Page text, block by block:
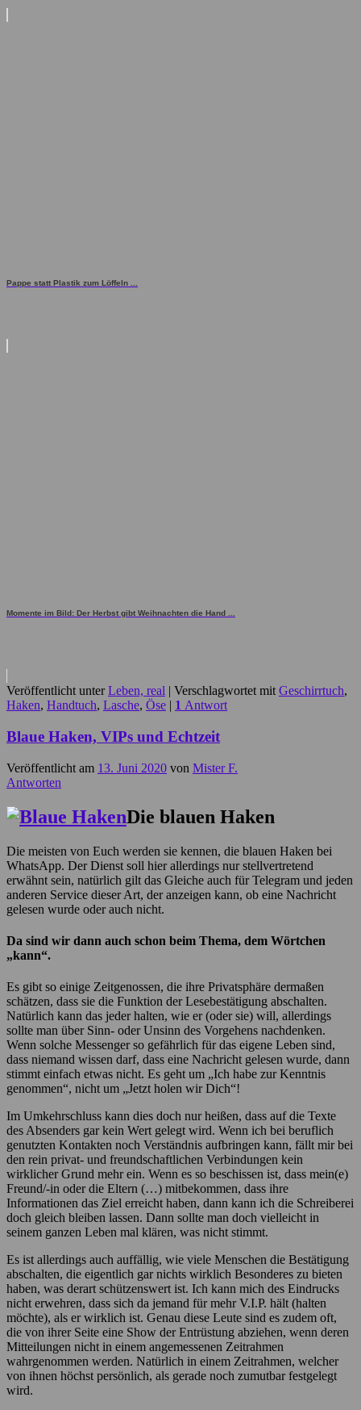
Pappe statt Plastik zum Löffeln ...
Momente im Bild: Der Herbst gibt Weihnachten die Hand ...
Veröffentlicht unter Leben, real | Verschlagwortet mit Geschirrtuch,
Haken, Handtuch, Lasche, Öse | 1 Antwort
Blaue Haken, VIPs und Echtzeit
Veröffentlicht am 13. Juni 2020 von Mister F.
Antworten
Die blauen Haken
Die meisten von Euch werden sie kennen, die blauen Haken bei
WhatsApp. Der Dienst soll hier allerdings nur stellvertretend
erwähnt sein, natürlich gilt das Gleiche auch für Telegram und jeden
anderen Service dieser Art, der anzeigen kann, ob eine Nachricht
gelesen wurde oder auch nicht.
Da sind wir dann auch schon beim Thema, dem Wörtchen
„kann“.
Es gibt so einige Zeitgenossen, die ihre Privatsphäre dermaßen
schätzen, dass sie die Funktion der Lesebestätigung abschalten.
Natürlich kann das jeder halten, wie er (oder sie) will, allerdings
sollte man über Sinn- oder Unsinn des Vorgehens nachdenken.
Wenn solche Messenger so gefährlich für das eigene Leben sind,
dass niemand wissen darf, dass eine Nachricht gelesen wurde, dann
stimmt einfach etwas nicht. Es geht um „Ich habe zur Kenntnis
genommen“, nicht um „Jetzt holen wir Dich“!
Im Umkehrschluss kann dies doch nur heißen, dass auf die Texte
des Absenders gar kein Wert gelegt wird. Wenn ich bei beruflich
genutzten Kontakten noch Verständnis aufbringen kann, fällt mir bei
den rein privat- und freundschaftlichen Verbindungen kein
wirklicher Grund mehr ein. Wenn es so beschissen ist, dass mein(e)
Freund/-in oder die Eltern (…) mitbekommen, dass ihre
Informationen das Ziel erreicht haben, dann kann ich die Schreiberei
doch gleich bleiben lassen. Dann sollte man doch vielleicht in
seinem ganzen Leben mal klären, was nicht stimmt.
Es ist allerdings auch auffällig, wie viele Menschen die Bestätigung
abschalten, die eigentlich gar nichts wirklich Besonderes zu bieten
haben, was derart schützenswert ist. Ich kann mich des Eindrucks
nicht erwehren, dass sich da jemand für mehr V.I.P. hält (halten
möchte), als er wirklich ist. Genau diese Leute sind es zudem oft,
die von ihrer Seite eine Show der Entrüstung abziehen, wenn deren
Mitteilungen nicht in einem angemessenen Zeitrahmen
wahrgenommen werden. Natürlich in einem Zeitrahmen, welcher
von ihnen höchst persönlich, als gerade noch zumutbar festgelegt
wird.